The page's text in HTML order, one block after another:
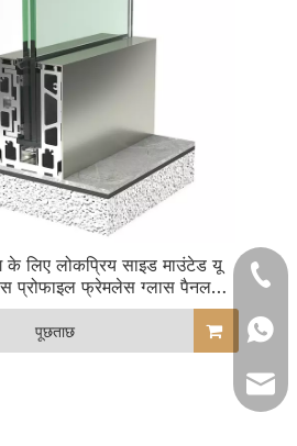
के लिए लोकप्रिय साइड माउंटेड यू
प्रोफाइल फ्रेमलेस ग्लास पैनल
एल्यूमिनियम बेस शू
पूछताछ
+
+86